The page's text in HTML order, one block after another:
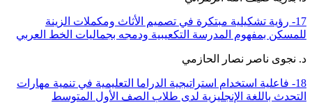
17- رؤية تشكيلية مبتكرة في تصميم الأثاث ومكملات الزينة
للمسكن بمفهوم المدرسة التكعيبية ودمجه بجماليات الخط العربي
د. نجوى ناصر نصار الحازمي
18- فاعلية استخدام استراتيجية الدراما التعليمية في تنمية مهارات
التحدث باللغة الإنجليزية لدى طلاب الصف الأول المتوسط